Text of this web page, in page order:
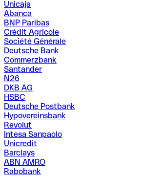
Unicaja
Abanca
BNP Paribas
Crédit Agricole
Société Générale
Deutsche Bank
Commerzbank
Santander
N26
DKB AG
HSBC
Deutsche Postbank
Hypovereinsbank
Revolut
Intesa Sanpaolo
Unicredit
Barclays
ABN AMRO
Rabobank